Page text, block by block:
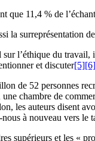
que 11,4 % de
la surreprésentation
l’éthique du
et discuter[5][6]
de 52 personnes
chambre de
les auteurs disent
à nouveau vers
supérieurs et les «